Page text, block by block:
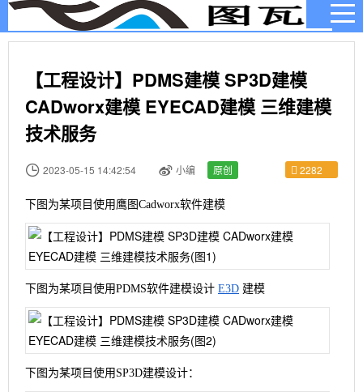
【工程设计】PDMS建模 SP3D建模
CADworx建模 EYECAD建模 三维建模
技术服务
2023-05-15 14:42:54 小编 原创 2282
下图为某项目使用鹰图Cadworx软件建模
下图为某项目使用PDMS软件建模设计 E3D 建模
下图为某项目使用SP3D建模设计：